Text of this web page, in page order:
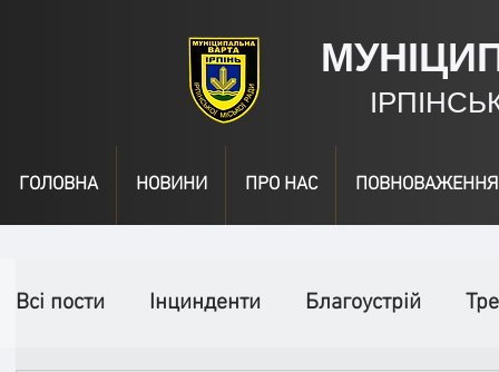
ГОЛОВНА НОВИНИ ПРО НАС ПОВНОВАЖЕННЯ
Всі пости Інцинденти Благоустрій